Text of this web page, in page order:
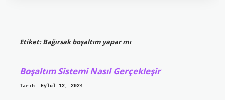
Etiket:Bağırsak boşaltım yapar mı
Boşaltım Sistemi Nasıl Gerçekleşir
Tarih: Eylül 12, 2024